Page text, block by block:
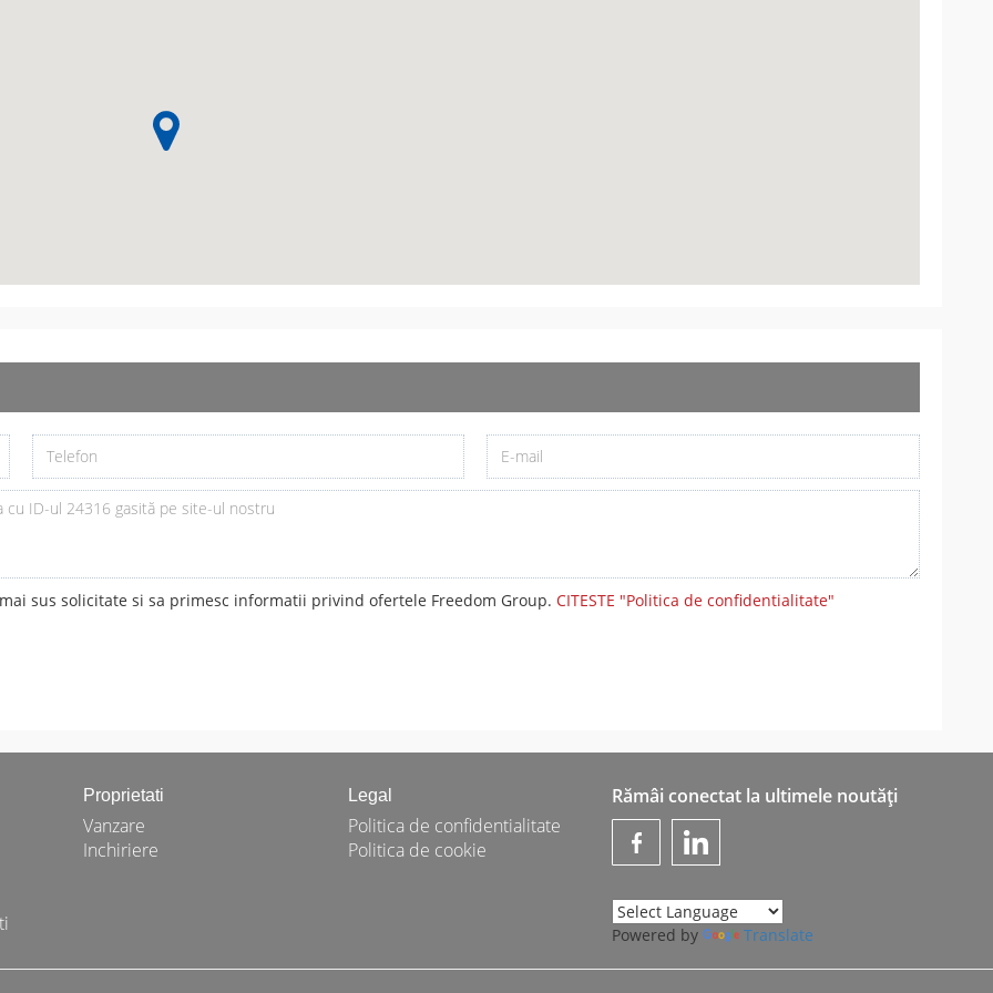
sus solicitate si sa primesc informatii privind ofertele Freedom Group. CITESTE "Politica de confidentialitate"
Proprietati
Vanzare
Inchiriere
Legal
Politica de confidentialitate
Politica de cookie
Rămâi conectat la ultimele noutăți
Powered by Translate